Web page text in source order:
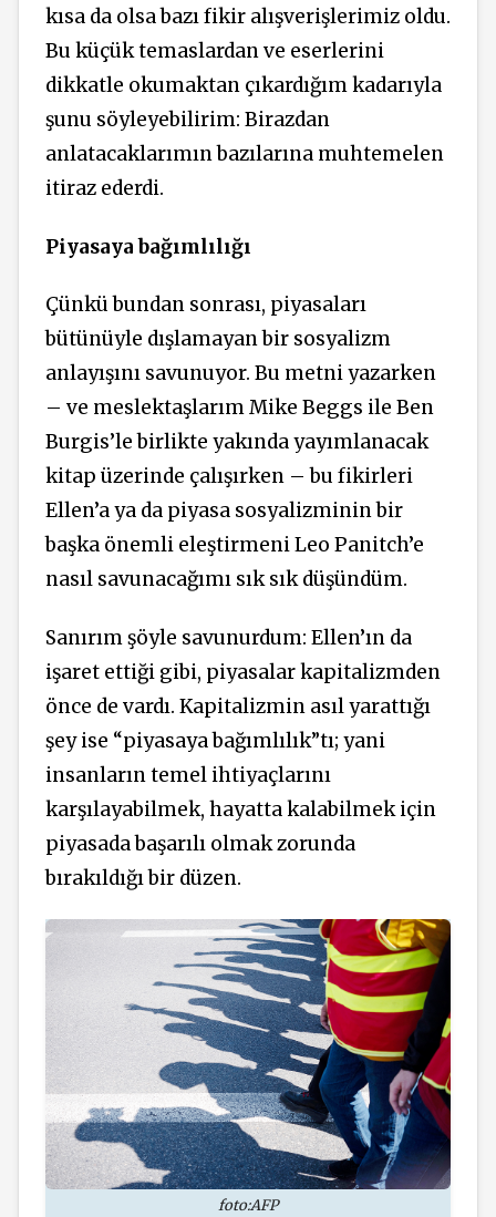
kısa da olsa bazı fikir alışverişlerimiz oldu.
Bu küçük temaslardan ve eserlerini
dikkatle okumaktan çıkardığım kadarıyla
şunu söyleyebilirim: Birazdan
anlatacaklarımın bazılarına muhtemelen
itiraz ederdi.
Piyasaya bağımlılığı
Çünkü bundan sonrası, piyasaları
bütünüyle dışlamayan bir sosyalizm
anlayışını savunuyor. Bu metni yazarken
– ve meslektaşlarım Mike Beggs ile Ben
Burgis’le birlikte yakında yayımlanacak
kitap üzerinde çalışırken – bu fikirleri
Ellen’a ya da piyasa sosyalizminin bir
başka önemli eleştirmeni Leo Panitch’e
nasıl savunacağımı sık sık düşündüm.
Sanırım şöyle savunurdum: Ellen’ın da
işaret ettiği gibi, piyasalar kapitalizmden
önce de vardı. Kapitalizmin asıl yarattığı
şey ise “piyasaya bağımlılık”tı; yani
insanların temel ihtiyaçlarını
karşılayabilmek, hayatta kalabilmek için
piyasada başarılı olmak zorunda
bırakıldığı bir düzen.
foto:AFP